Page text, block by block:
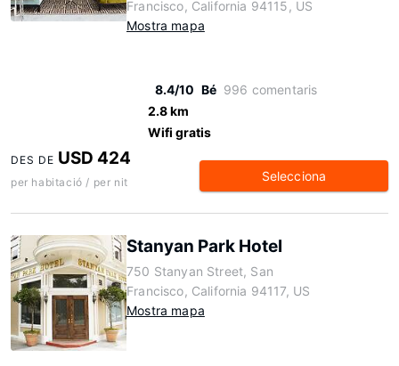
Francisco, California 94115, US
Mostra mapa
8.4/10 Bé 996 comentaris
2.8 km
Wifi gratis
DES DE USD 424
per habitació / per nit Selecciona
Stanyan Park Hotel
750 Stanyan Street, San
Francisco, California 94117, US
Mostra mapa